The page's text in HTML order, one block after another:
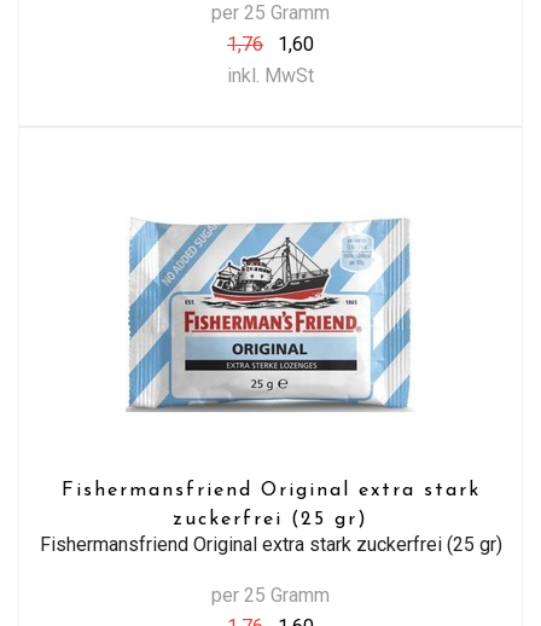
per 25 Gramm
1,76
1,60
inkl. MwSt
Fishermansfriend Original extra stark
zuckerfrei (25 gr)
Fishermansfriend Original extra stark zuckerfrei (25 gr)
per 25 Gramm